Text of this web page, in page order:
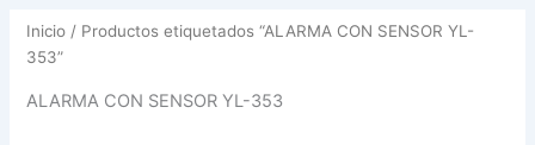
Inicio / Productos etiquetados “ALARMA CON SENSOR YL-
353”
ALARMA CON SENSOR YL-353